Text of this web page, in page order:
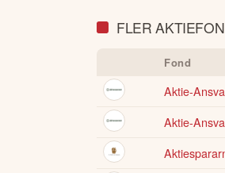
FLER
Fond
Aktie-
Aktie-